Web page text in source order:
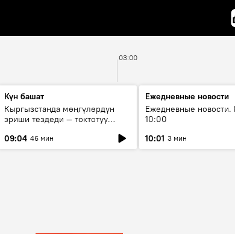
03:00
Күн башат
Кыргызстанда мөңгүлөрдүн
эриши тездеди — токтотуу
09:04 46 мин
Ежедневные новости
Ежедневные новости.
10:00
10:01 3 мин